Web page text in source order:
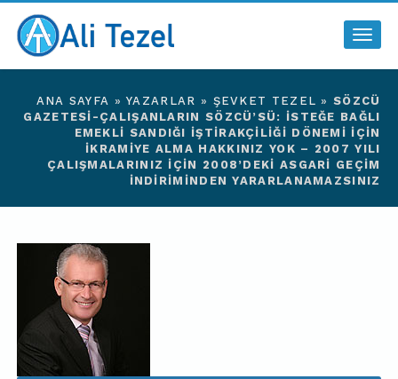
ANA SAYFA »YAZARLAR » ŞEVKET TEZEL »SÖZCÜ
GAZETESI-ÇALIŞANLARIN SÖZCÜ’SÜ: İSTEĞE BAĞLI
EMEKLI SANDIĞI İŞTIRAKÇILIĞI DÖNEMI İÇIN
İKRAMIYE ALMA HAKKINIZ YOK – 2007 YILI
ÇALIŞMALARINIZ İÇIN 2008’DEKI ASGARI GEÇIM
İNDIRIMINDEN YARARLANAMAZSINIZ